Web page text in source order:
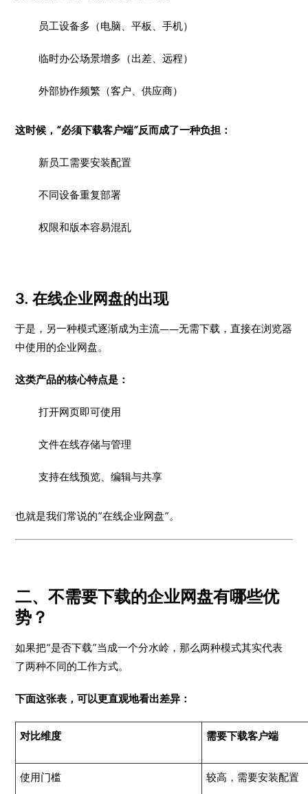
员工设备多（电脑、平板、手机）
临时办公场景增多（出差、远程）
外部协作频繁（客户、供应商）
这时候，“必须下载客户端”反而成了一种负担：
新员工需要安装配置
不同设备重复部署
权限和版本容易混乱
3. 在线企业网盘的出现
于是，另一种模式逐渐成为主流——无需下载，直接在浏览器
中使用的企业网盘。
这类产品的核心特点是：
打开网页即可使用
文件在线存储与管理
支持在线预览、编辑与共享
也就是我们常说的“在线企业网盘”。
二、不需要下载的企业网盘有哪些优
势？
如果把“是否下载”当成一个分水岭，那么两种模式其实代表
了两种不同的工作方式。
下面这张表，可以更直观地看出差异：
对比维度 需要下载客户端
使用门槛 较高，需要安装配置